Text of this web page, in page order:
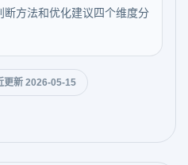
方法和优化建议四个维度分
更新 2026-05-15